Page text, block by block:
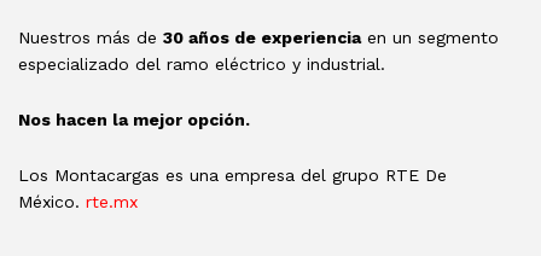
Nuestros más de 30 años de experienciaen un segmento
especializado del ramo eléctrico y industrial.
Nos hacen la mejor opción.
Los Montacargas es una empresa del grupo RTE De
México. rte.mx